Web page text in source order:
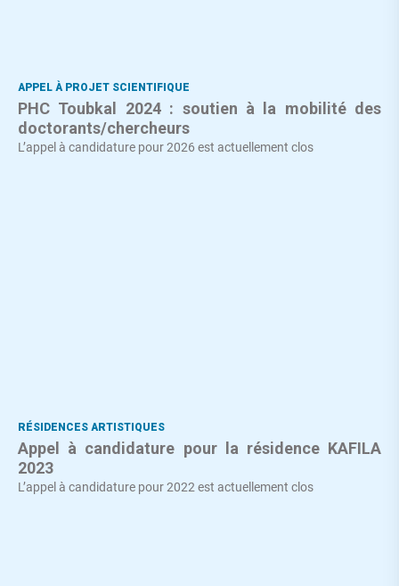
APPEL À PROJET SCIENTIFIQUE
PHC Toubkal 2024 : soutien à la mobilité des
doctorants/chercheurs
L’appel à candidature pour 2026 est actuellement clos
RÉSIDENCES ARTISTIQUES
Appel à candidature pour la résidence KAFILA
2023
L’appel à candidature pour 2022 est actuellement clos